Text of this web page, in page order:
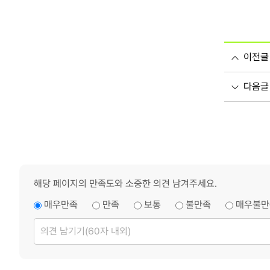
이전글
다음글
해당 페이지의 만족도와 소중한 의견 남겨주세요.
매우만족
만족 보통 불만족
매우불
의
견
남